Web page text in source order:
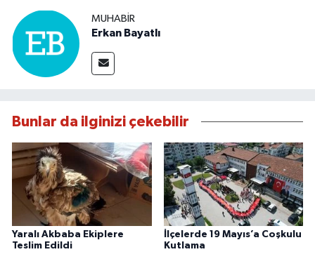
MUHABIR
Erkan Bayatlı
Bunlar da ilginizi çekebilir
Yaralı Akbaba Ekiplere
Teslim Edildi
İlçelerde 19 Mayıs’a Coşkulu
Kutlama